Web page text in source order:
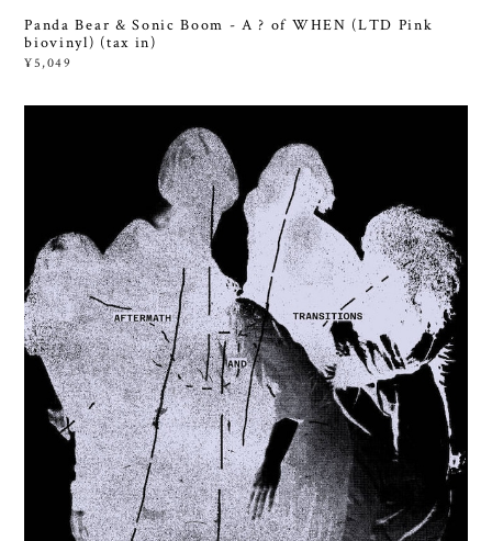
Panda Bear & Sonic Boom - A ? of WHEN (LTD Pink
biovinyl) (tax in)
¥5,049